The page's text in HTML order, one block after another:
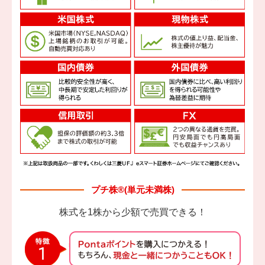
プチ株®(単元未満株)
株式を1株から少額で売買できる！